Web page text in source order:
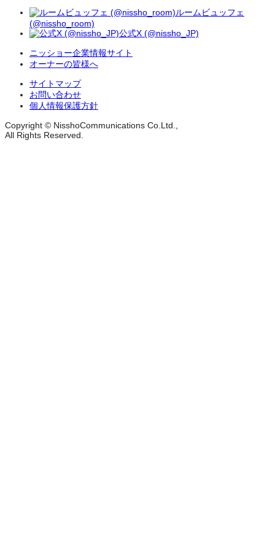
ルームビュッフェ
(@nissho_room)
公式X (@nissho_JP)
ニッショー企業情報サイト
オーナーの皆様へ
サイトマップ
お問い合わせ
個人情報保護方針
Copyright © NisshoCommunications Co.Ltd.,
All Rights Reserved.